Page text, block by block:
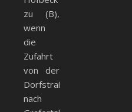
zu (B),
wenn
die
Zufahrt
von der
Dorfstraße
nach